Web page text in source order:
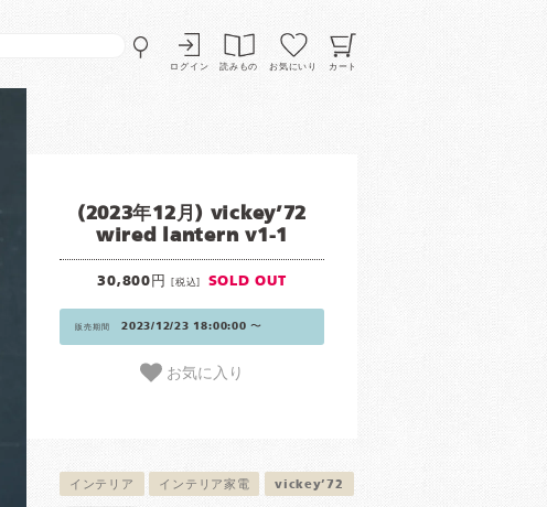
ログイン 読みもの お気にいり カート
(2023年12月) vickey’72
wired lantern v1-1
30,800円[税込] SOLD OUT
販売期間 2023/12/23 18:00:00 〜
お気に入り
インテリア インテリア家電 vickey’72